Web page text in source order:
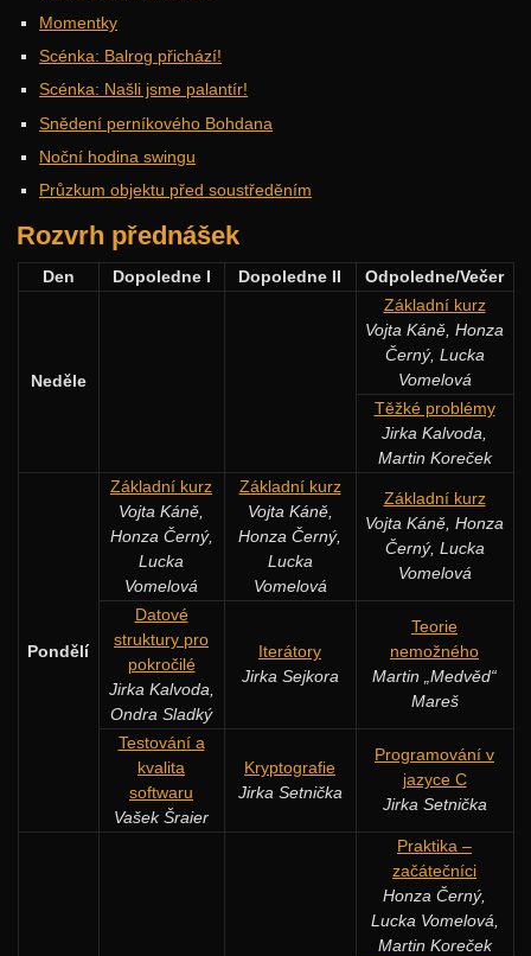
Momentky
Scénka: Balrog přichází!
Scénka: Našli jsme palantír!
Snědení perníkového Bohdana
Noční hodina swingu
Průzkum objektu před soustředěním
Rozvrh přednášek
Den Dopoledne I Dopoledne II Odpoledne/Večer
Neděle
Základní kurz
Vojta Káně, Honza
Černý, Lucka
Vomelová
Těžké problémy
Jirka Kalvoda,
Martin Koreček
Pondělí
Základní kurz
Vojta Káně,
Honza Černý,
Lucka
Vomelová
Základní kurz
Vojta Káně,
Honza Černý,
Lucka
Vomelová
Základní kurz
Vojta Káně, Honza
Černý, Lucka
Vomelová
Datové
struktury pro
pokročilé
Jirka Kalvoda,
Ondra Sladký
Iterátory
Jirka Sejkora
Teorie
nemožného
Martin „Medvěd“
Mareš
Testování a
kvalita
softwaru
Vašek Šraier
Kryptografie
Jirka Setnička
Programování v
jazyce C
Jirka Setnička
Praktika –
začátečníci
Honza Černý,
Lucka Vomelová,
Martin Koreček